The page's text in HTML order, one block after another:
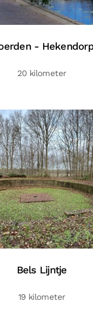
-
20 kilometer
Bels Lijntje
19 kilometer